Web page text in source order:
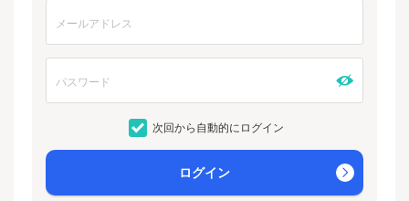
次回から自動的にログイン
ログイン